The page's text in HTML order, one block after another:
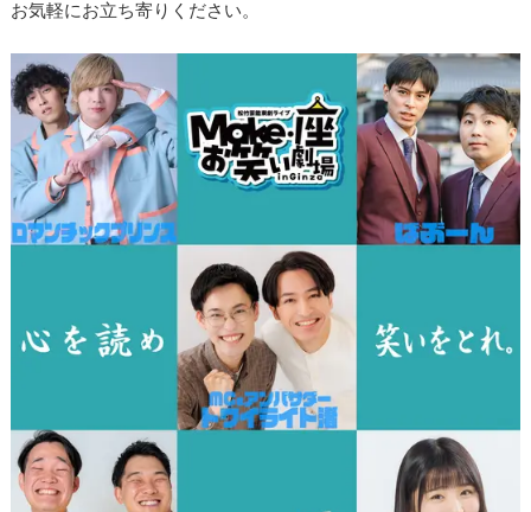
お気軽にお立ち寄りください。